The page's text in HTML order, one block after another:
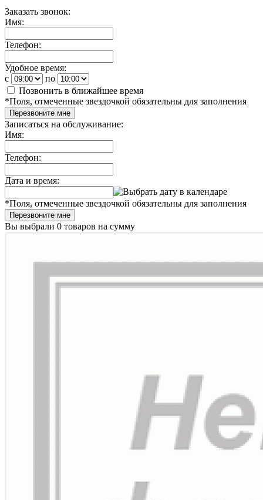
Заказать звонок:
Имя:
Телефон:
Удобное время:
c
по
Позвонить в ближайшее время
*Поля, отмеченные звездочкой обязательны для заполнения
Перезвоните мне
Записаться на обслуживание:
Имя:
Телефон:
Дата и время:
*Поля, отмеченные звездочкой обязательны для заполнения
Перезвоните мне
Вы выбрали 0 товаров на сумму